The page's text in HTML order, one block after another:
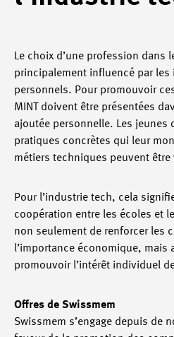
Le choix d’une profession dans
principalement influencé par
personnels. Pour promouvoir
MINT doivent être présentées
ajoutée personnelle. Les jeunes
pratiques concrètes qui leur
métiers techniques peuvent être
Pour l’industrie tech, cela
coopération entre les écoles et
non seulement de renforcer les
l’importance économique, mais
promouvoir l’intérêt individuel
Offres de Swissmem
Swissmem s’engage depuis de